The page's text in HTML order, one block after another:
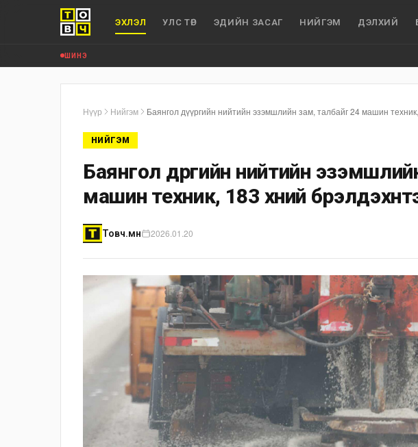
ЭХЛЭЛ УЛС ТӨР ЭДИЙН ЗАСАГ НИЙГЭМ ДЭЛХИЙ
ШИНЭ
Нүүр Нийгэм Баянгол дүүргийн нийтийн эзэмшлийн зам, талбайг 24 машин
НИЙГЭМ
Баянгол дүүргийн нийтийн
машин техник, 183 хүний
Товч.мн 2026.01.20